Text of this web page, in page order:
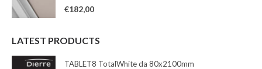
€182,00
LATEST PRODUCTS
TABLET8 TotalWhite da 80x2100mm